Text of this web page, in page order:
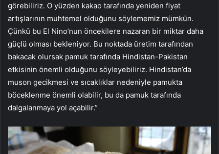
görebiliriz. O yüzden kakao tarafında yeniden fiyat
artışlarının muhtemel olduğunu söylememiz mümkün.
Çünkü bu El Nino’nun öncekilere nazaran bir miktar daha
güçlü olması bekleniyor. Bu noktada üretim tarafından
bakacak olursak pamuk tarafında Hindistan-Pakistan
etkisinin önemli olduğunu söyleyebiliriz. Hindistan’da
muson gecikmesi ve sıcaklıklar nedeniyle pamukta
böceklenme önemli olabilir, bu da pamuk tarafında
dalgalanmaya yol açabilir.”